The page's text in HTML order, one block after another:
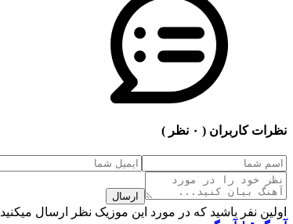
نظرات کاربران ( ۰ نظر )
ارسال
اولین نفر باشید که در مورد این موزیک نظر ارسال میکنید